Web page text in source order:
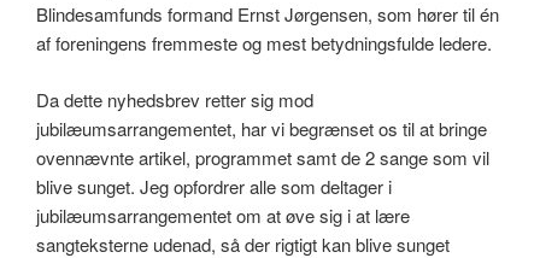
Blindesamfunds formand Ernst Jørgensen, som hører til én
af foreningens fremmeste og mest betydningsfulde ledere.
Da dette nyhedsbrev retter sig mod
jubilæumsarrangementet, har vi begrænset os til at bringe
ovennævnte artikel, programmet samt de 2 sange som vil
blive sunget. Jeg opfordrer alle som deltager i
jubilæumsarrangementet om at øve sig i at lære
sangteksterne udenad, så der rigtigt kan blive sunget